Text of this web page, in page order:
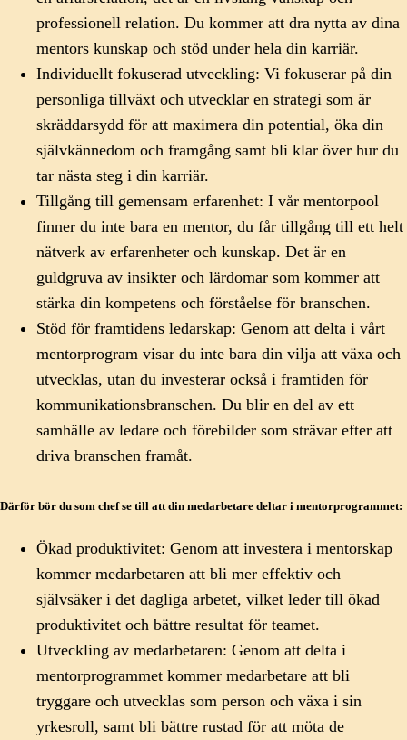
professionell relation. Du kommer att dra nytta av dina
mentors kunskap och stöd under hela din karriär.
Individuellt fokuserad utveckling: Vi fokuserar på din
personliga tillväxt och utvecklar en strategi som är
skräddarsydd för att maximera din potential, öka din
självkännedom och framgång samt bli klar över hur du
tar nästa steg i din karriär.
Tillgång till gemensam erfarenhet: I vår mentorpool
finner du inte bara en mentor, du får tillgång till ett helt
nätverk av erfarenheter och kunskap. Det är en
guldgruva av insikter och lärdomar som kommer att
stärka din kompetens och förståelse för branschen.
Stöd för framtidens ledarskap: Genom att delta i vårt
mentorprogram visar du inte bara din vilja att växa och
utvecklas, utan du investerar också i framtiden för
kommunikationsbranschen. Du blir en del av ett
samhälle av ledare och förebilder som strävar efter att
driva branschen framåt.
Därför bör du som chef se till att din medarbetare deltar i mentorprogrammet:
Ökad produktivitet: Genom att investera i mentorskap
kommer medarbetaren att bli mer effektiv och
självsäker i det dagliga arbetet, vilket leder till ökad
produktivitet och bättre resultat för teamet.
Utveckling av medarbetaren: Genom att delta i
mentorprogrammet kommer medarbetare att bli
tryggare och utvecklas som person och växa i sin
yrkesroll, samt bli bättre rustad för att möta de